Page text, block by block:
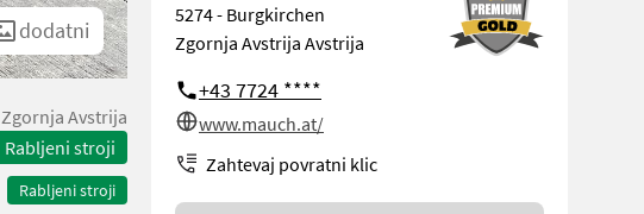
dodatni
Zgornja Avstrija
Rabljeni stroji
Rabljeni stroji
5274 - Burgkirchen
Zgornja Avstrija Avstrija
+43 7724 ****
www.mauch.at/
Zahtevaj povratni klic